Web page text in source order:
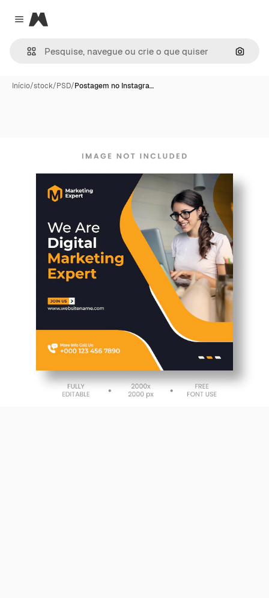
Close menu
Magnific
Início/stock/PSD/Postagem no Instagra…